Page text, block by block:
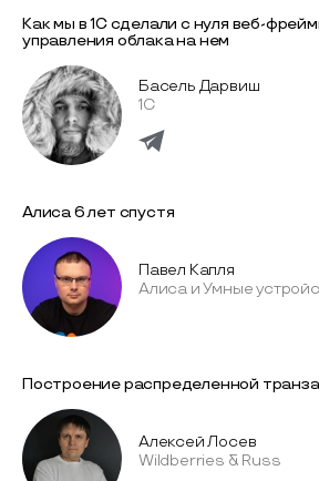
Как мы в 1С сделали с нуля веб-
управления облака на нем
Басель Дарвиш
1С
Алиса 6 лет спустя
Павел Капля
Алиса и Умные
Построение распределенной
Алексей Лосев
Wildberries & Russ